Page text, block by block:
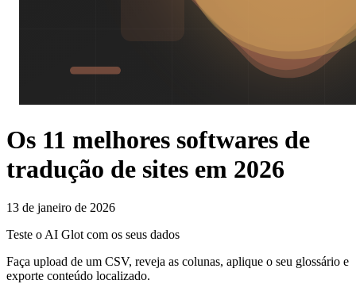
Os 11 melhores softwares de
tradução de sites em 2026
13 de janeiro de 2026
Teste o AI Glot com os seus dados
Faça upload de um CSV, reveja as colunas, aplique o seu glossário e
exporte conteúdo localizado.